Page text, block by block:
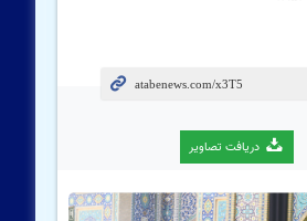
دریافت تصاویر